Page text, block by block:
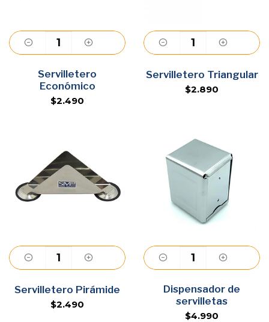
Agregar
Servilletero
Económico
$2.490
Agregar
Servilletero Triangular
$2.890
Agregar
Servilletero Pirámide
$2.490
Agregar
Dispensador de
servilletas
$4.990